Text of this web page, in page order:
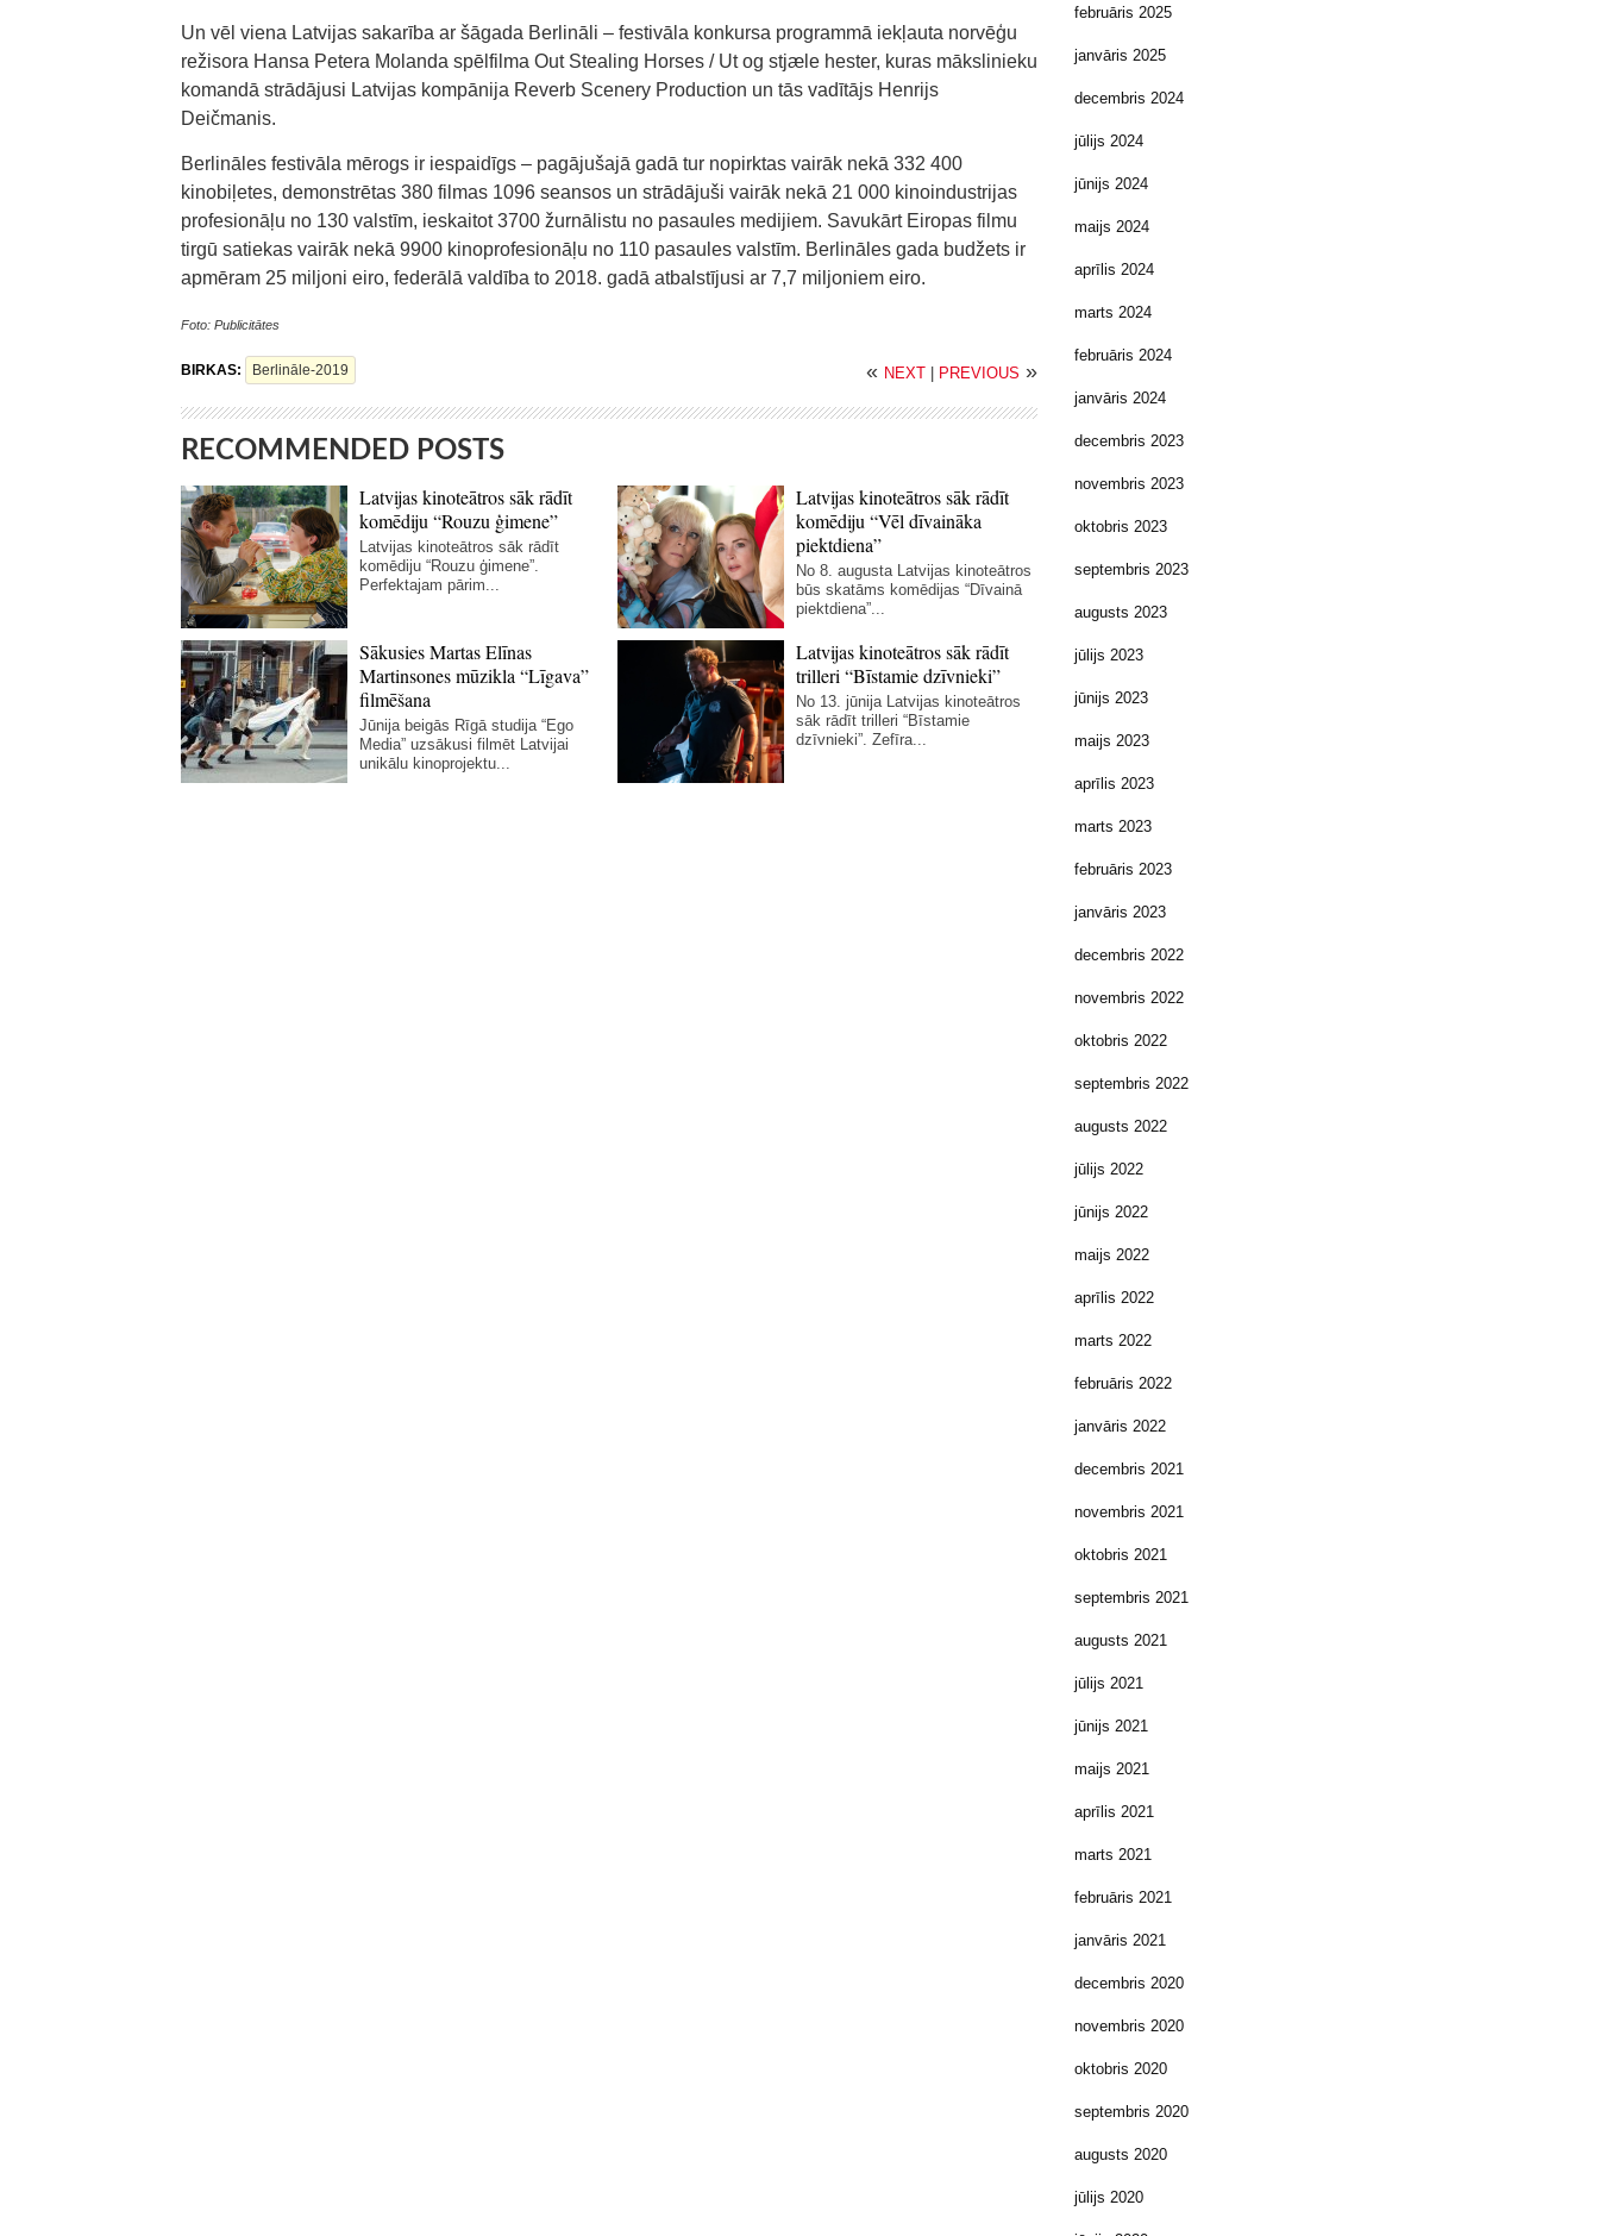
Un vēl viena Latvijas sakarība ar šāgada Berlināli – festivāla konkursa programmā iekļauta norvēģu
režisora Hansa Petera Molanda spēlfilma Out Stealing Horses / Ut og stjæle hester, kuras mākslinieku
komandā strādājusi Latvijas kompānija Reverb Scenery Production un tās vadītājs Henrijs
Deičmanis.
Berlināles festivāla mērogs ir iespaidīgs – pagājušajā gadā tur nopirktas vairāk nekā 332 400
kinobiļetes, demonstrētas 380 filmas 1096 seansos un strādājuši vairāk nekā 21 000 kinoindustrijas
profesionāļu no 130 valstīm, ieskaitot 3700 žurnālistu no pasaules medijiem. Savukārt Eiropas filmu
tirgū satiekas vairāk nekā 9900 kinoprofesionāļu no 110 pasaules valstīm. Berlināles gada budžets ir
apmēram 25 miljoni eiro, federālā valdība to 2018. gadā atbalstījusi ar 7,7 miljoniem eiro.
Foto: Publicitātes
BIRKAS: Berlināle-2019 « NEXT PREVIOUS »
RECOMMENDED POSTS
Latvijas kinoteātros sāk rādīt
komēdiju “Rouzu ģimene”
Latvijas kinoteātros sāk rādīt
komēdiju “Rouzu ģimene”.
Perfektajam pārim...
Latvijas kinoteātros sāk rādīt
komēdiju “Vēl dīvaināka
piektdiena”
No 8. augusta Latvijas kinoteātros
būs skatāms komēdijas “Dīvainā
piektdiena”...
Sākusies Martas Elīnas
Martinsones mūzikla “Līgava”
filmēšana
Jūnija beigās Rīgā studija “Ego
Media” uzsākusi filmēt Latvijai
unikālu kinoprojektu...
Latvijas kinoteātros sāk rādīt
trilleri “Bīstamie dzīvnieki”
No 13. jūnija Latvijas kinoteātros
sāk rādīt trilleri “Bīstamie
dzīvnieki”. Zefīra...
februāris 2025
janvāris 2025
decembris 2024
jūlijs 2024
jūnijs 2024
maijs 2024
aprīlis 2024
marts 2024
februāris 2024
janvāris 2024
decembris 2023
novembris 2023
oktobris 2023
septembris 2023
augusts 2023
jūlijs 2023
jūnijs 2023
maijs 2023
aprīlis 2023
marts 2023
februāris 2023
janvāris 2023
decembris 2022
novembris 2022
oktobris 2022
septembris 2022
augusts 2022
jūlijs 2022
jūnijs 2022
maijs 2022
aprīlis 2022
marts 2022
februāris 2022
janvāris 2022
decembris 2021
novembris 2021
oktobris 2021
septembris 2021
augusts 2021
jūlijs 2021
jūnijs 2021
maijs 2021
aprīlis 2021
marts 2021
februāris 2021
janvāris 2021
decembris 2020
novembris 2020
oktobris 2020
septembris 2020
augusts 2020
jūlijs 2020